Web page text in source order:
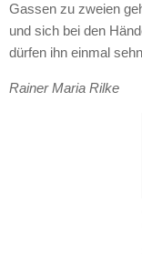
Gassen zu zweien
und sich bei den
dürfen ihn einmal
Rainer Maria Rilke